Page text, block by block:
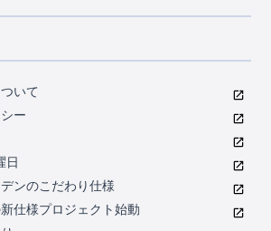
県
府
県
つ断熱性能
スに自信
ート
墨付き
選ばれるブルーミングガーデン
わ伝わる暮らしやすさへのこだわり
）
いて
ー
日
ンのこだわり仕様
仕様プロジェクト始動